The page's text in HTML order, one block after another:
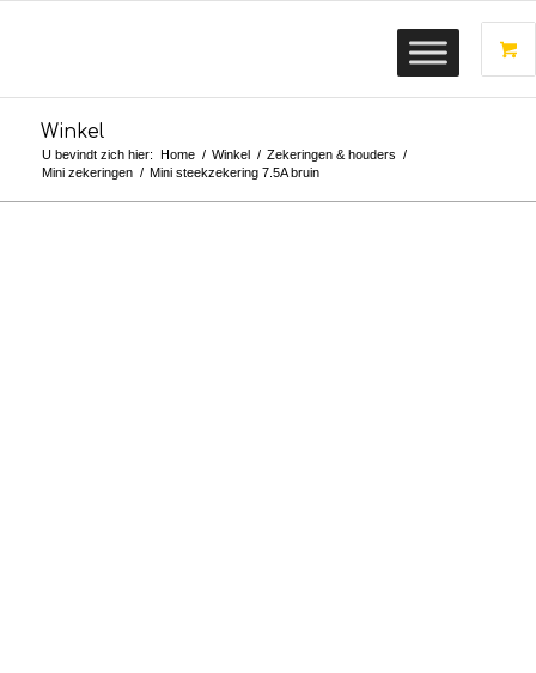
Winkel
U bevindt zich hier: Home / Winkel / Zekeringen & houders /
Mini zekeringen / Mini steekzekering 7.5A bruin